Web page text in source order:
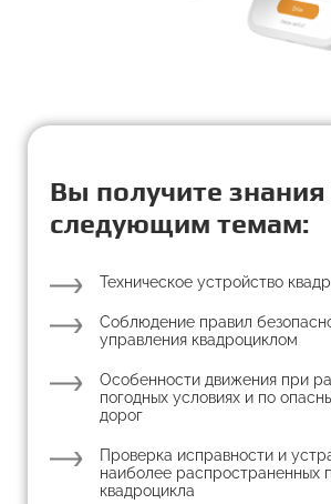
Вы получите знания
следующим темам:
Техническое устройство
Соблюдение правил
управления квадроциклом
Особенности движения при
погодных условиях и по
дорог
Проверка исправности и
наиболее распространенных
квадроцикла